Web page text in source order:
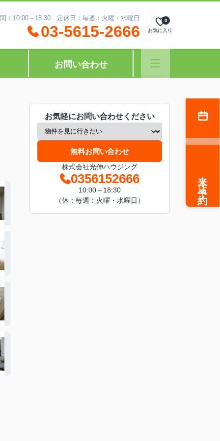
：10:00～18:30 定休日：毎週：火曜・水曜日
03-5615-2666 お気に入り
0
お問い合わせ
お気軽にお問い合わせください
無料お問い合わせ
株式会社光伸ハウジング
0356152666
10:00～18:30
（休：毎週：火曜・水曜日）
来店予約